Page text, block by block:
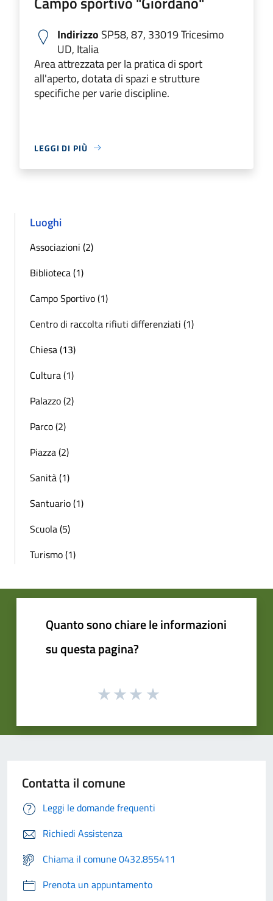
Indirizzo SP58, 87, 33019 Tricesimo
UD, Italia
Area attrezzata per la pratica di sport
all'aperto, dotata di spazi e strutture
specifiche per varie discipline.
LEGGI DI PIÙ
Luoghi
Associazioni (2)
Biblioteca (1)
Campo Sportivo (1)
Centro di raccolta rifiuti differenziati (1)
Chiesa (13)
Cultura (1)
Palazzo (2)
Parco (2)
Piazza (2)
Sanità (1)
Santuario (1)
Scuola (5)
Turismo (1)
Quanto sono chiare le informazioni
su questa pagina?
Contatta il comune
Leggi le domande frequenti
Richiedi Assistenza
Chiama il comune 0432.855411
Prenota un appuntamento